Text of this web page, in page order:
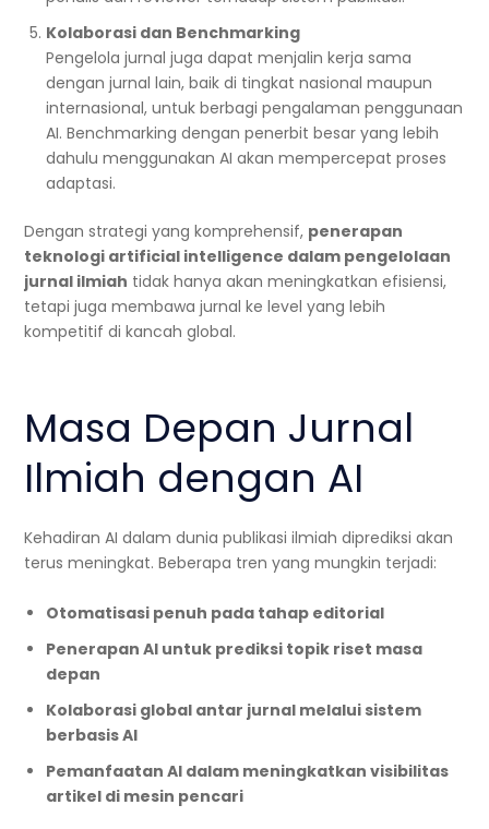
Kolaborasi dan Benchmarking
Pengelola jurnal juga dapat menjalin kerja sama
dengan jurnal lain, baik di tingkat nasional maupun
internasional, untuk berbagi pengalaman penggunaan
AI. Benchmarking dengan penerbit besar yang lebih
dahulu menggunakan AI akan mempercepat proses
adaptasi.
Dengan strategi yang komprehensif, penerapan
teknologi artificial intelligence dalam pengelolaan
jurnal ilmiah tidak hanya akan meningkatkan efisiensi,
tetapi juga membawa jurnal ke level yang lebih
kompetitif di kancah global.
Masa Depan Jurnal
Ilmiah dengan AI
Kehadiran AI dalam dunia publikasi ilmiah diprediksi akan
terus meningkat. Beberapa tren yang mungkin terjadi:
Otomatisasi penuh pada tahap editorial
Penerapan AI untuk prediksi topik riset masa
depan
Kolaborasi global antar jurnal melalui sistem
berbasis AI
Pemanfaatan AI dalam meningkatkan visibilitas
artikel di mesin pencari